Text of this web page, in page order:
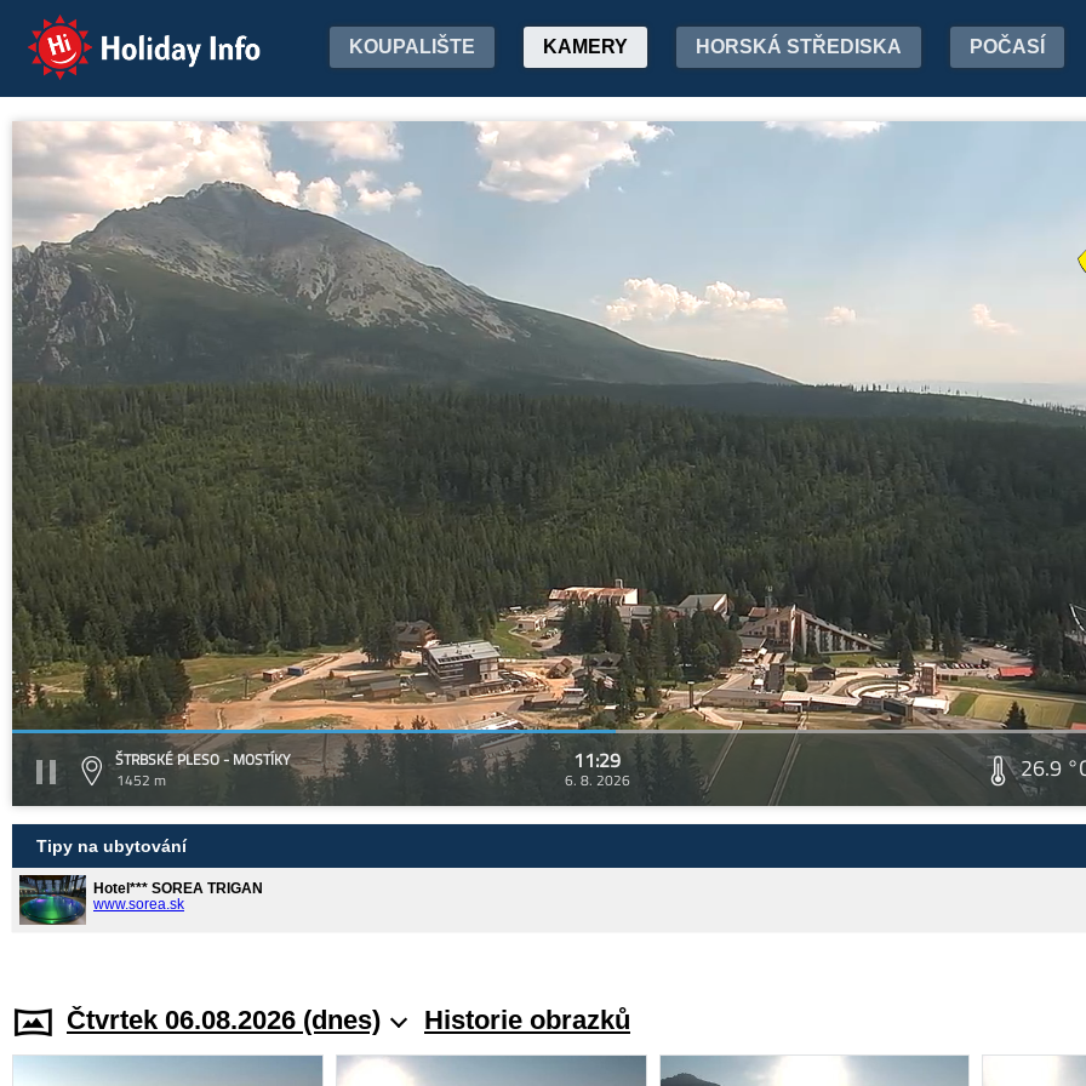
Holiday Info KOUPALIŠTE KAMERY HORSKÁ STŘEDISKA POČASÍ
ŠTRBSKÉ PLESO - MOSTÍKY
1452 m
11:29
6. 8. 2026 26.9
Tipy na ubytování
Hotel*** SOREA TRIGAN
www.sorea.sk
Čtvrtek 06.08.2026 (dnes) Historie obrazků